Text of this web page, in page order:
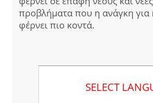
προβλήματα που η ανάγκη για
φέρνει πιο κοντά.
SELECT